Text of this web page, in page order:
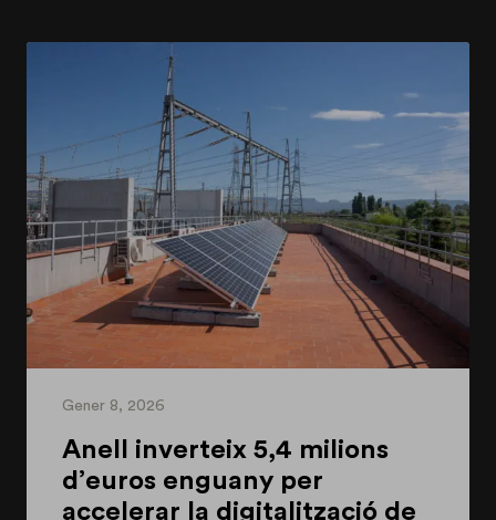
Gener 8, 2026
Anell inverteix 5,4 milions
d’euros enguany per
accelerar la digitalització de